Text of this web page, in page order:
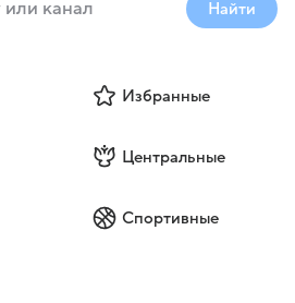
Найти
Избранные
Центральные
Спортивные